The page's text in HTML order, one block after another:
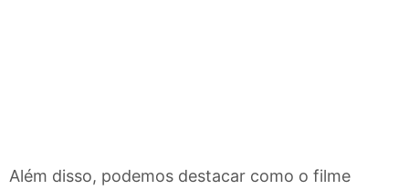
Além disso, podemos destacar como o filme